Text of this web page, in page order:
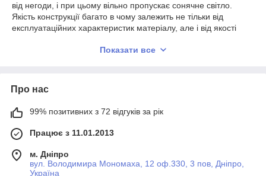
від негоди, і при цьому вільно пропускає сонячне світло.
Якість конструкції багато в чому залежить не тільки від
експлуатаційних характеристик матеріалу, але і від якості
поставитися з усією відповідальністю і професіоналізмом. В
кріплення і оформлення козирка.
Alfa Glass.
Яка буває фурнітура для скляних
козирків — характеристики, переваги
Переважно комплектуючі для виробів із загартованого скла
виконані з нержавіючої сталі. Поверхня фурнітури буває
Показати все
Про нас
99% позитивних з 72 відгуків за рік
Працює з 11.01.2013
м. Дніпро
вул. Володимира Мономаха, 12 оф.330, 3 пов, Дніпро,
Україна